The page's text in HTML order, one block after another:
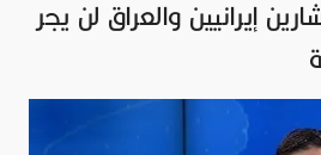
إيرانيين والعراق لن يجر